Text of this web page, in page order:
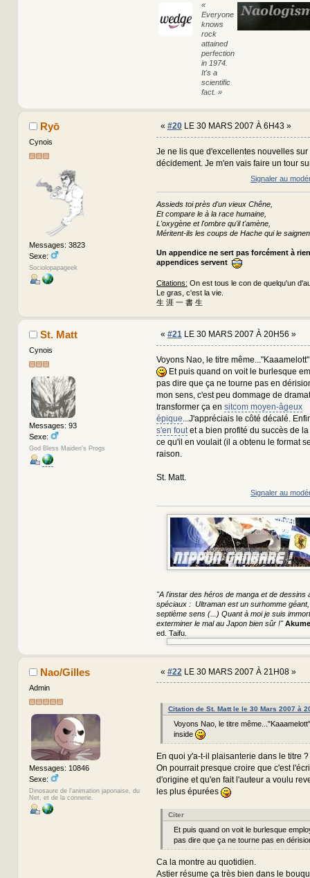
«
Everyone
knows
rock
attained
perfection
in 1974.
It's a
scientific
fact. »
Ryō
Cynois
Messages: 3823
Sexe:
Sociolopapageek
« #20LE 30 MARS 2007 À 6H43 »
Je ne lis que d'excellentes nouvelles sur
décidement. Je m'en vais faire un tour
Signaler au
Assieds toi près d'un vieux Chêne,
Et compare le à la race humaine,
L'oxygène et l'ombre qu'il t'amène,
Méritent-ils les coups de Hache qui le
Un appendice ne sert pas forcément à
appendices servent
Citations: On est tous le con de quelqu'un
Le gras, c'est la vie.
生 涯 一 書 生
St. Matt
Cynois
Messages: 93
Sexe:
God Bless Maiden's Progs
« #21LE 30 MARS 2007 À 20H56 »
Voyons Nao, le titre
Et puis quand on voit le burlesque
pas dire que ça ne tourne pas en
mon sens, c'est peu dommage de
transformer ça en sitcom moyen-âgeux
épique...J'appréciais le côté décalé.
s'en foutet a bien profité du succès de
ce qu'il en voulait (il a obtenu le format
raison.
St. Matt.
Signaler au
"A l'instar des héros de manga et de dessins
spéciaux : Ultraman est un surhomme
septième sens (...) Quant à moi je suis
exterminer le mal au Japon bien sûr !"
ed. Taifu.
Nao/Gilles
Admin
Messages: 10846
Sexe:
Dinosaure de l'animation japonaise, du
Net, et de la connerie.
« #22LE 30 MARS 2007 À 21H08 »
Citation de St. Matt le le 30 Mars 2007 à
Voyons Nao, le titre
inside
En quoi y'a-t-il plaisanterie dans le titre ?
On pourrait presque croire que c'est
d'origine et qu'en fait l'auteur a voulu
les plus épurées
Citer
Et puis quand on voit le burlesque
pas dire que ça ne tourne pas en
Ca la montre au quotidien.
Astier résume ça très bien dans le